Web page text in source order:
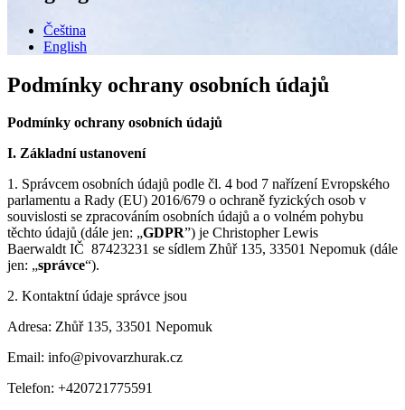
Čeština
English
Podmínky ochrany osobních údajů
Podmínky ochrany osobních údajů
I. Základní ustanovení
1. Správcem osobních údajů podle čl. 4 bod 7 nařízení Evropského
parlamentu a Rady (EU) 2016/679 o ochraně fyzických osob v
souvislosti se zpracováním osobních údajů a o volném pohybu
těchto údajů (dále jen: „GDPR”) je Christopher Lewis
Baerwaldt IČ 87423231 se sídlem Zhůř 135, 33501 Nepomuk (dále
jen: „správce“).
2. Kontaktní údaje správce jsou
Adresa: Zhůř 135, 33501 Nepomuk
Email: info@pivovarzhurak.cz
Telefon: +420721775591